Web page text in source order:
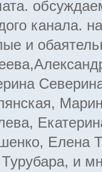
канала.
и
Елена
и